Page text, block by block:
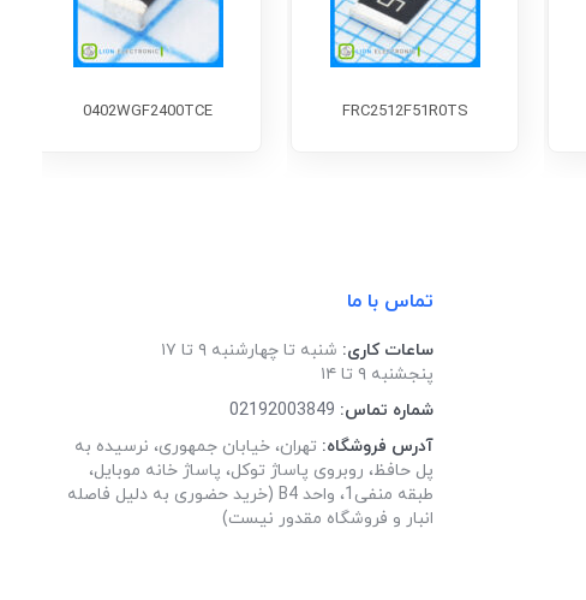
FRC2512F51R0TS
0402WGF2400TCE
تماس با ما
ساعات کاری: شنبه تا چهارشنبه ۹ تا ۱۷
پنجشنبه ۹ تا ۱۴
شماره تماس: 02192003849
آدرس فروشگاه: تهران، خیابان جمهوری، نرسیده به
پل حافظ، روبروی پاساژ توکل، پاساژ خانه موبایل،
طبقه منفی1، واحد B4 (خرید حضوری به دلیل فاصله
انبار و فروشگاه مقدور نیست)